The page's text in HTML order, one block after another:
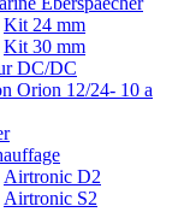
Kit 24 mm
Kit 30 mm
DC/DC
Orion 12/24- 10 a
Airtronic D2
Airtronic S2